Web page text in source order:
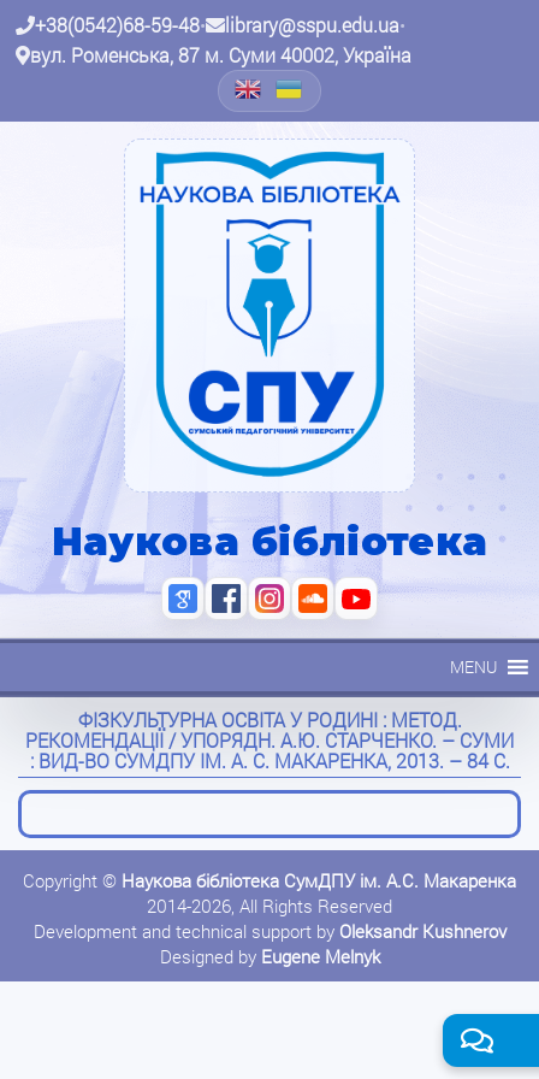
+38(0542)68-59-48• library@sspu.edu.ua•
вул. Роменська, 87 м. Суми 40002, Україна
Наукова бібліотека
MENU
ФІЗКУЛЬТУРНА ОСВІТА У РОДИНІ : МЕТОД.
РЕКОМЕНДАЦІЇ / УПОРЯДН. А.Ю. СТАРЧЕНКО. – СУМИ
: ВИД-ВО СУМДПУ ІМ. А. С. МАКАРЕНКА, 2013. – 84 С.
Copyright © Наукова бібліотека СумДПУ ім. А.С. Макаренка
2014-2026, All Rights Reserved
Development and technical support by Oleksandr Kushnerov
Designed by Eugene Melnyk